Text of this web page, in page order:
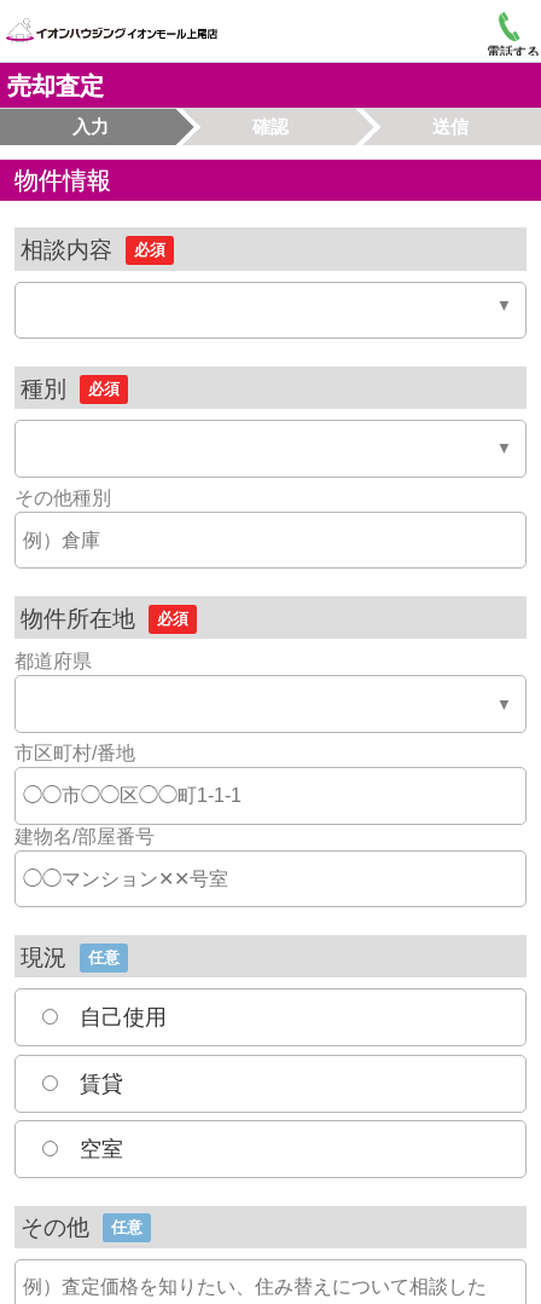
電話する
売却査定
入力 確認 送信
物件情報
相談内容 必須
種別 必須
その他種別
物件所在地 必須
都道府県
市区町村/番地
建物名/部屋番号
現況 任意
自己使用
賃貸
空室
その他 任意